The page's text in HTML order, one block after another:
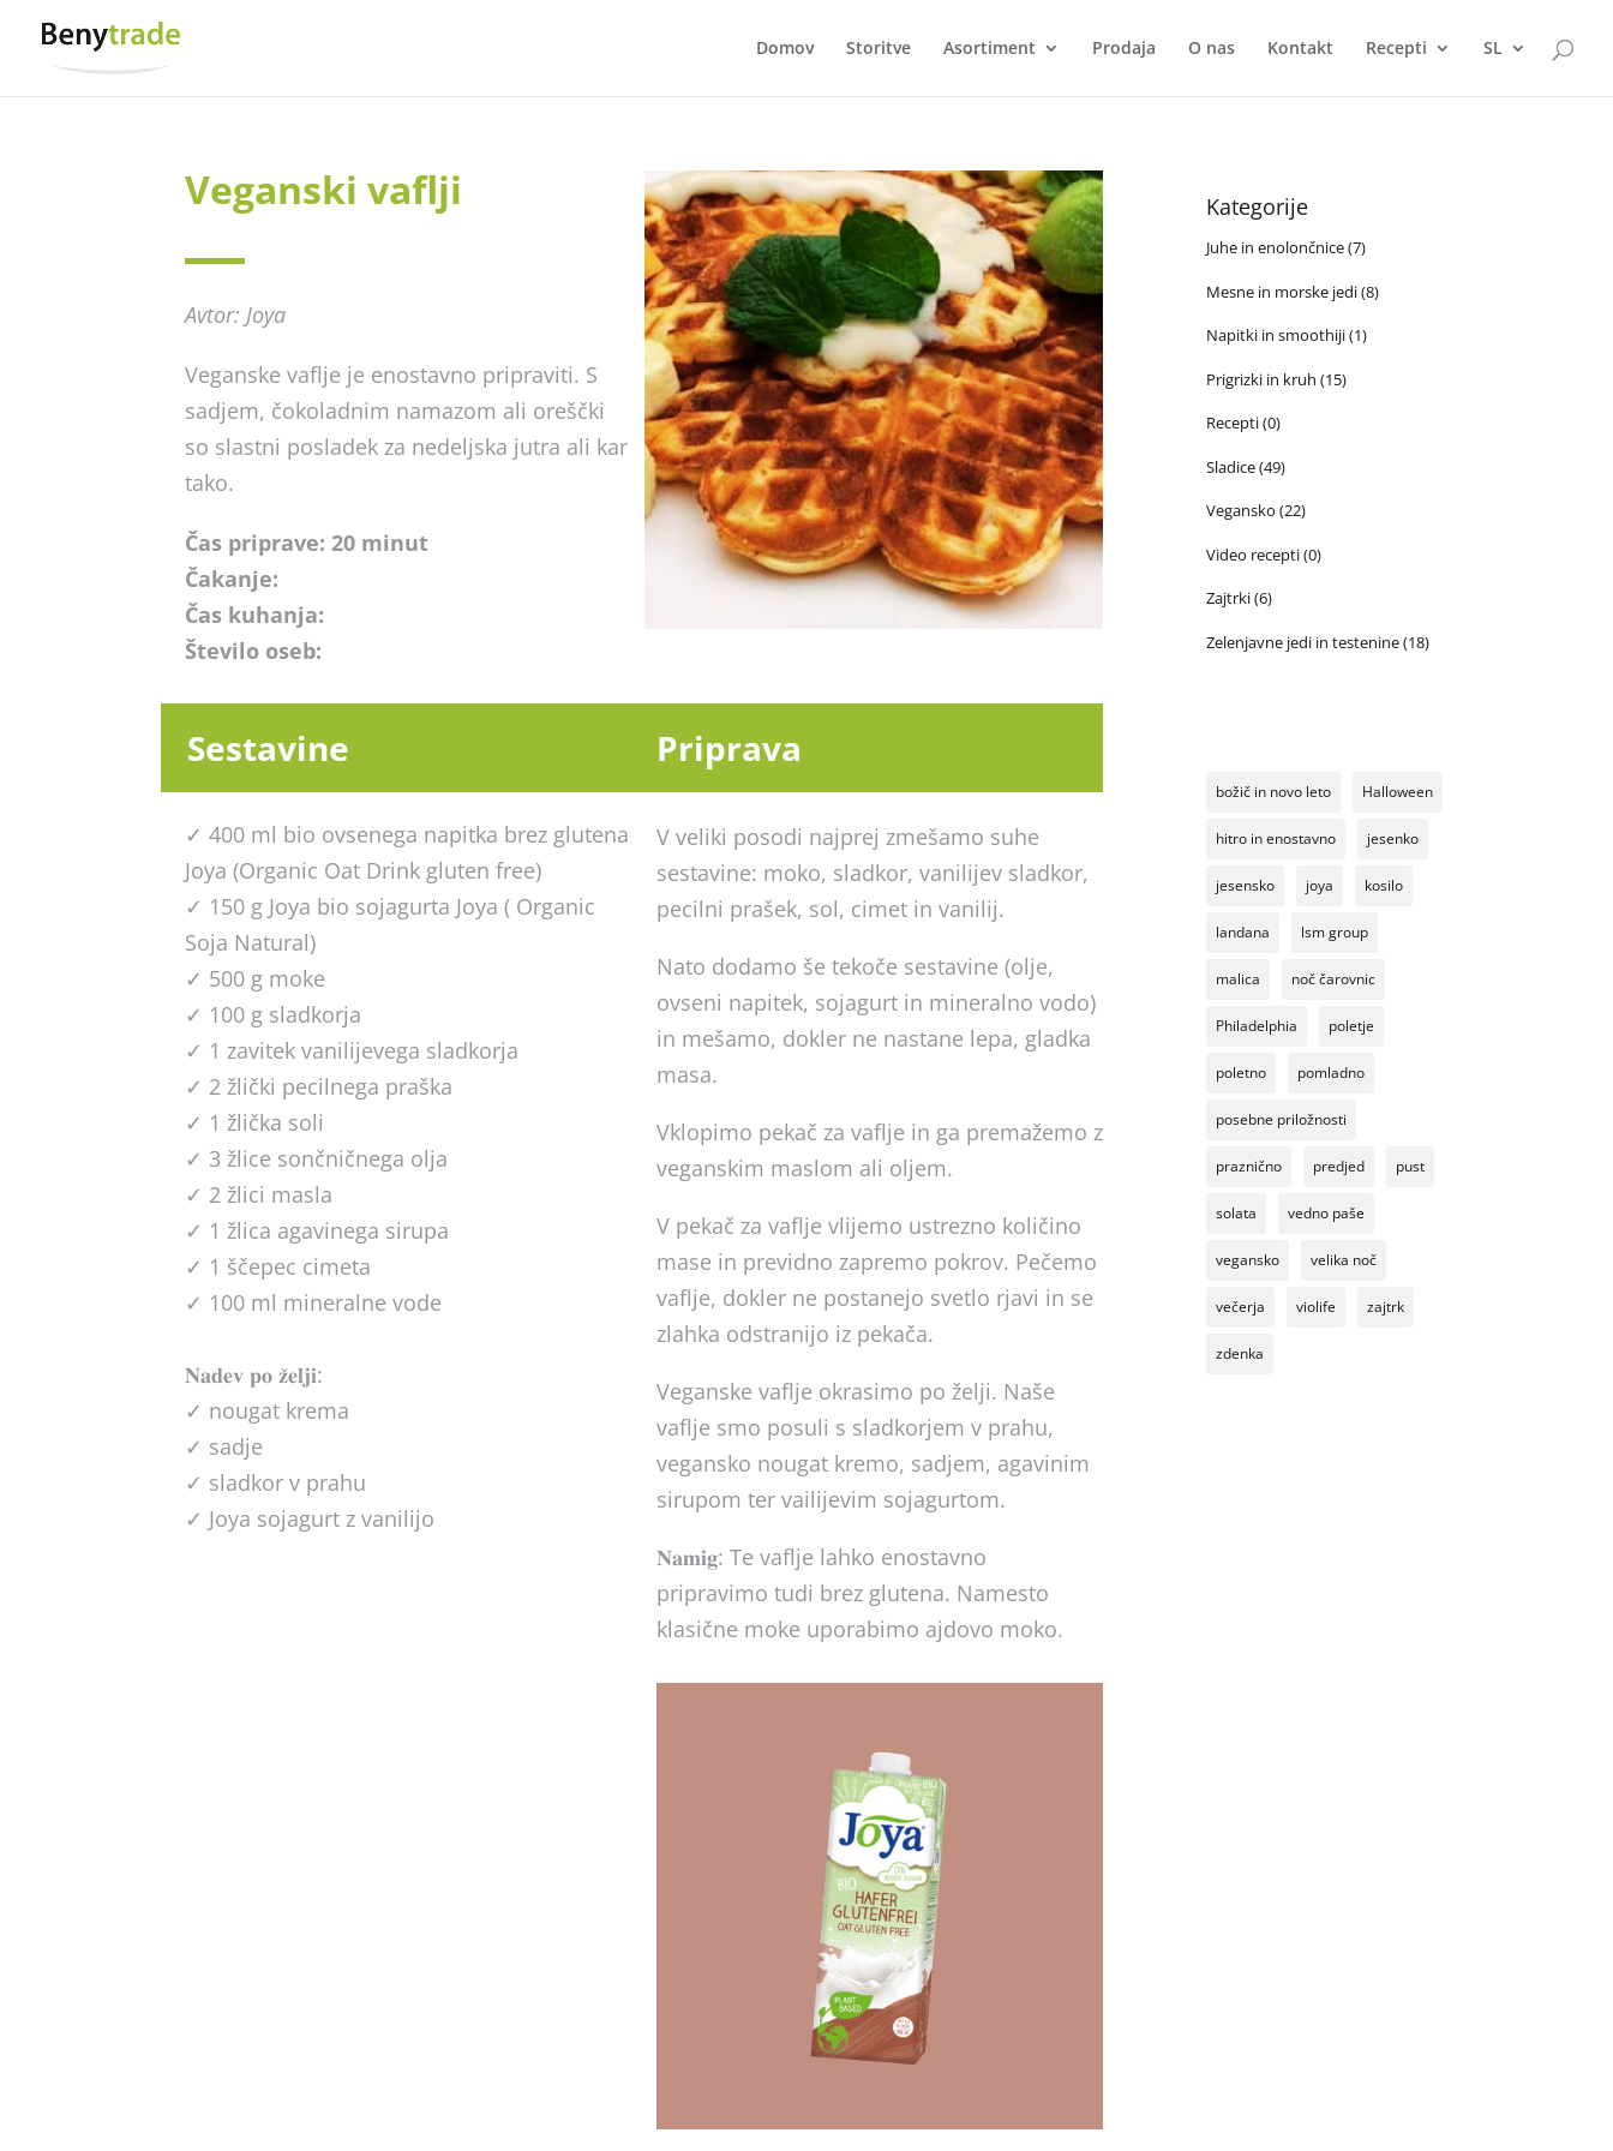
Domov Storitve Asortiment Prodaja O nas Kontakt Recepti SL
Veganski vaflji
Avtor: Joya
Veganske vaflje je enostavno pripraviti. S
sadjem, čokoladnim namazom ali oreščki
so slastni posladek za nedeljska jutra ali kar
tako.
Čas priprave: 20 minut
Čakanje:
Čas kuhanja:
Število oseb:
Sestavine
✓ 400 ml bio ovsenega napitka brez glutena
Joya (Organic Oat Drink gluten free)
✓ 150 g Joya bio sojagurta Joya ( Organic
Soja Natural)
✓ 500 g moke
✓ 100 g sladkorja
✓ 1 zavitek vanilijevega sladkorja
✓ 2 žlički pecilnega praška
✓ 1 žlička soli
✓ 3 žlice sončničnega olja
✓ 2 žlici masla
✓ 1 žlica agavinega sirupa
✓ 1 ščepec cimeta
✓ 100 ml mineralne vode
𝐍𝐚𝐝𝐞𝐯 𝐩𝐨 𝐳̌𝐞𝐥𝐣𝐢:
✓ nougat krema
✓ sadje
✓ sladkor v prahu
✓ Joya sojagurt z vanilijo
Priprava
V veliki posodi najprej zmešamo suhe
sestavine: moko, sladkor, vanilijev sladkor,
pecilni prašek, sol, cimet in vanilij.
Nato dodamo še tekoče sestavine (olje,
ovseni napitek, sojagurt in mineralno vodo)
in mešamo, dokler ne nastane lepa, gladka
masa.
Vklopimo pekač za vaflje in ga premažemo z
veganskim maslom ali oljem.
V pekač za vaflje vlijemo ustrezno količino
mase in previdno zapremo pokrov. Pečemo
vaflje, dokler ne postanejo svetlo rjavi in se
zlahka odstranijo iz pekača.
Veganske vaflje okrasimo po želji. Naše
vaflje smo posuli s sladkorjem v prahu,
vegansko nougat kremo, sadjem, agavinim
sirupom ter vailijevim sojagurtom.
𝐍𝐚𝐦𝐢𝐠: Te vaflje lahko enostavno
pripravimo tudi brez glutena. Namesto
klasične moke uporabimo ajdovo moko.
Kategorije
Juhe in enolončnice(7)
Mesne in morske jedi(8)
Napitki in smoothiji(1)
Prigrizki in kruh (15)
Recepti(0)
Sladice(49)
Vegansko (22)
Video recepti(0)
Zajtrki(6)
Zelenjavne jedi in testenine(18)
božič in novo leto Halloween
hitro in enostavno jesenko
jesensko joya kosilo
landana lsm group
malica noč čarovnic
Philadelphia poletje
poletno pomladno
posebne priložnosti
praznično predjed pust
solata vedno paše
vegansko velika noč
večerja violife zajtrk
zdenka